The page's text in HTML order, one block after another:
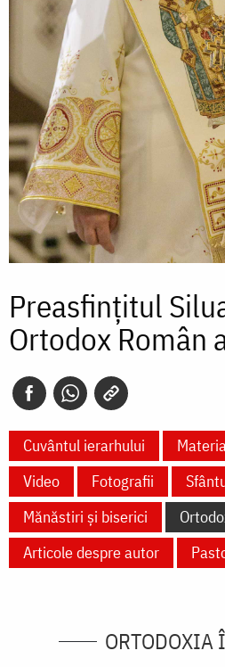
Preasfințitul
Ortodox Român
Cuvântul ierarhului
Video
Fotografii
Mănăstiri și biserici
Articole despre autor
ORTODOXIA